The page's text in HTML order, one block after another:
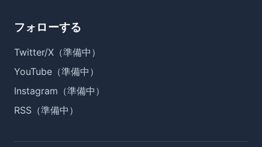
フォローする
Twitter/X（準備中）
YouTube（準備中）
Instagram（準備中）
RSS（準備中）